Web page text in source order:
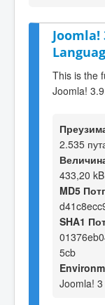
Joomla!
This is the
Joomla!
2.535
433,20 kB
MD5
SHA1
5cb
Joomla!